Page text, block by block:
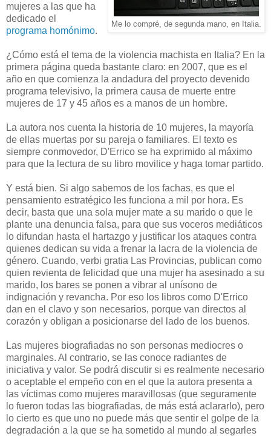
Me lo compré, de segunda mano, en Italia.
mujeres a las que ha
dedicado el
programa homónimo.
¿Cómo está el tema de la violencia machista en Italia? En la
primera página queda bastante claro: en 2007, que es el
año en que comienza la andadura del proyecto devenido
programa televisivo, la primera causa de muerte entre
mujeres de 17 y 45 años es a manos de un hombre.
La autora nos cuenta la historia de 10 mujeres, la mayoría
de ellas muertas por su pareja o familiares. El texto es
siempre conmovedor, D'Errico se ha exprimido al máximo
para que la lectura de su libro movilice y haga tomar partido.
Y está bien. Si algo sabemos de los fachas, es que el
pensamiento estratégico les funciona a mil por hora. Es
decir, basta que una sola mujer mate a su marido o que le
plante una denuncia falsa, para que sus voceros mediáticos
lo difundan hasta el hartazgo y justificar los ataques contra
quienes dedican su vida a frenar la lacra de la violencia de
género. Cuando, verbi gratia Las Provincias, publican como
quien revienta de felicidad que una mujer ha asesinado a su
marido, los bares se ponen a vibrar al unísono de
indignación y revancha. Por eso los libros como D'Errico
dan en el clavo y son necesarios, porque van directos al
corazón y obligan a posicionarse del lado de los buenos.
Las mujeres biografiadas no son personas mediocres o
marginales. Al contrario, se las conoce radiantes de
iniciativa y valor. Se podrá discutir si es realmente necesario
o aceptable el empeño con en el que la autora presenta a
las víctimas como mujeres maravillosas (que seguramente
lo fueron todas las biografiadas, de más está aclararlo), pero
lo cierto es que uno no puede más que sentir el golpe de la
degradación a la que se ha sometido al mundo al segarles